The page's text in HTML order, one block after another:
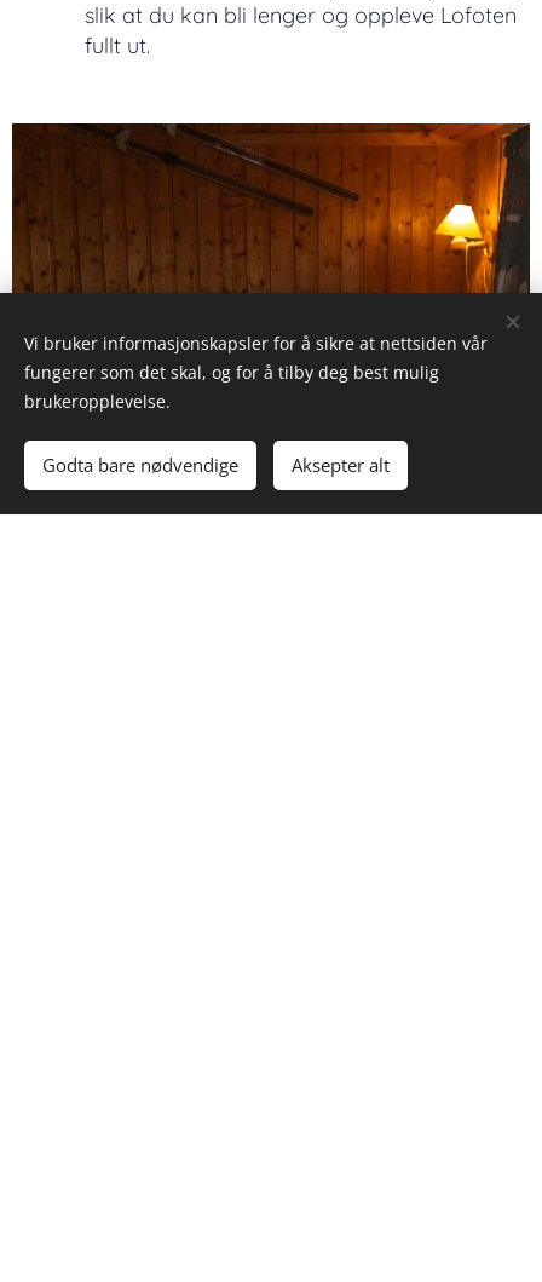
slik at du kan bli lenger og oppleve Lofoten
fullt ut.
Vi bruker informasjonskapsler for å sikre at nettsiden vår
fungerer som det skal, og for å tilby deg best mulig
brukeropplevelse.
Godta bare nødvendige Aksepter alt